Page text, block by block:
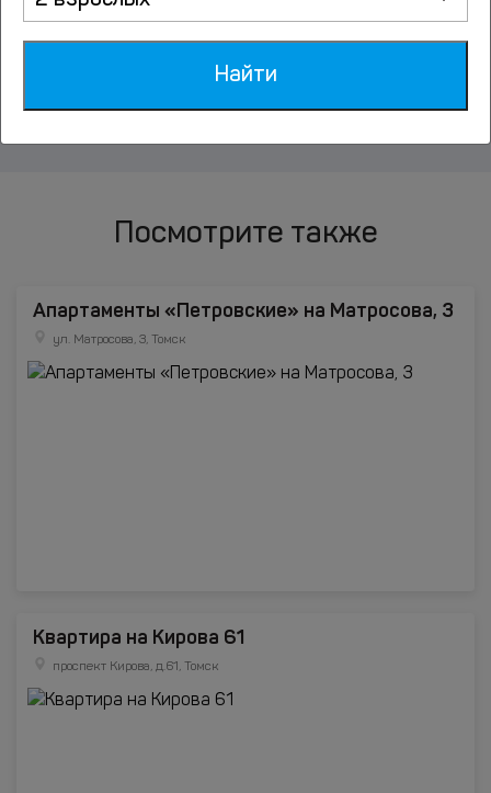
Северск
Посмотрите также
Апартаменты «Петровские» на Матросова, 3
ул. Матросова, 3, Томск
Квартира на Кирова 61
проспект Кирова, д.61, Томск
Найти